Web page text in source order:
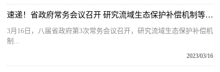
速递！省政府常务会议召开 研究流域生态保护补偿机制等工作
3月16日，八届省政府第3次常务会议召开，研究流域生态保护补偿机
制...
2023/03/16